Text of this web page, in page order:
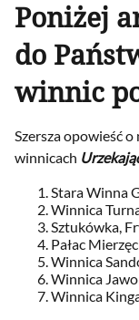
Poniżej
do
winnic
Szersza opowieść
winnicach
Stara Winna
Winnica
Sztukówka,
Pałac
Winnica
Winnica
Winnica